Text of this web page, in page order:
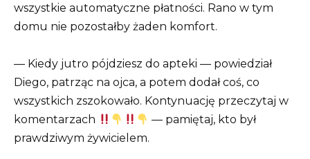
wszystkie automatyczne płatności. Rano w tym
domu nie pozostałby żaden komfort.
— Kiedy jutro pójdziesz do apteki — powiedział
Diego, patrząc na ojca, a potem dodał coś, co
wszystkich zszokowało. Kontynuację przeczytaj w
komentarzach
— pamiętaj, kto był
prawdziwym żywicielem.